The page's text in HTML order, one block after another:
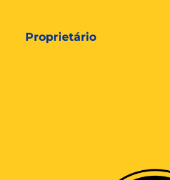
Proprietário